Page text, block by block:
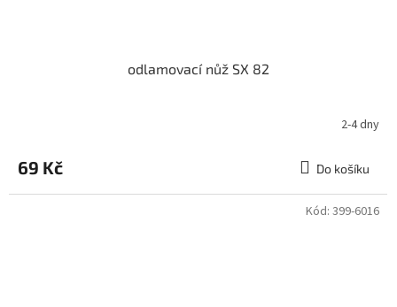
odlamovací nůž SX 82
2-4 dny
69 Kč Do košíku
Kód: 399-6016